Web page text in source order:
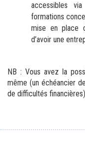
accessibles
formations
mise en place
d’avoir une
NB : Vous avez la
même (un échéancier
de difficultés financières)